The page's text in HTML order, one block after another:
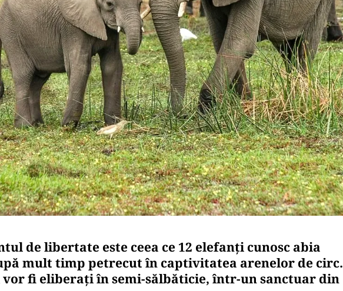
de libertate este ceea ce 12 elefanți cunosc abia
mult timp petrecut în captivitatea arenelor de circ.
fi eliberați în semi-sălbăticie, într-un sanctuar din